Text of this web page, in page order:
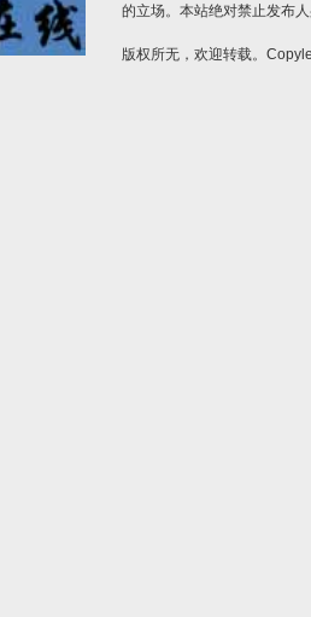
的立场。本站绝对禁止发布
版权所无，欢迎转载。